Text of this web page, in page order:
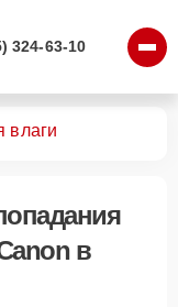
324-63-10
влаги
в